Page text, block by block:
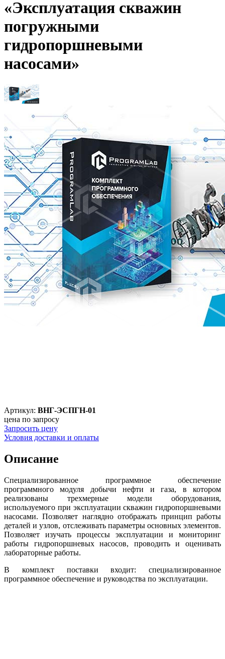
«Эксплуатация скважин
погружными
гидропоршневыми
насосами»
Артикул: ВНГ-ЭСПГН-01
цена по запросу
Запросить цену
Условия доставки и оплаты
Описание
Специализированное программное обеспечение
программного модуля добычи нефти и газа, в котором
реализованы трехмерные модели оборудования,
используемого при эксплуатации скважин гидропоршневыми
насосами. Позволяет наглядно отображать принцип работы
деталей и узлов, отслеживать параметры основных элементов.
Позволяет изучать процессы эксплуатации и мониторинг
работы гидропоршневых насосов, проводить и оценивать
лабораторные работы.
В комплект поставки входит: специализированное
программное обеспечение и руководства по эксплуатации.